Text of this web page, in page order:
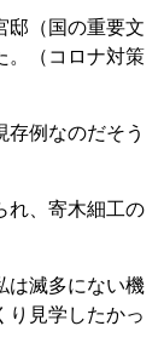
邸（国の重要文
。（コロナ対策
例なのだそう
れ、寄木細工の
は滅多にない機
り見学したかっ